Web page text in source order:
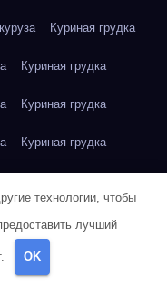
Куриная грудка
Куриная грудка
Куриная грудка
Куриная грудка
Куриное яйцо
Куриное яйцо
технологии, чтобы
лучший
OK